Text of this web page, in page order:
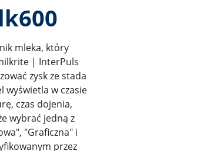
mleka, który
| InterPuls
zysk ze stada
wyświetla w czasie
czas dojenia,
wybrać jedną z
"Graficzna" i
przez